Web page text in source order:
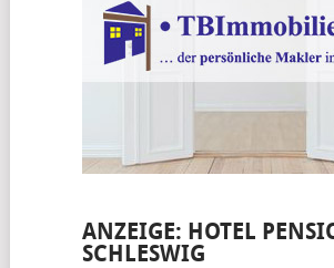
ANZEIGE: HOTEL
SCHLESWIG